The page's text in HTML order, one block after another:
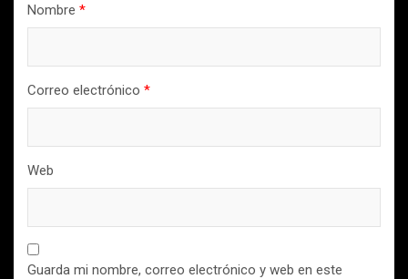
Nombre *
Correo electrónico *
Web
Guarda mi nombre, correo electrónico y web en este